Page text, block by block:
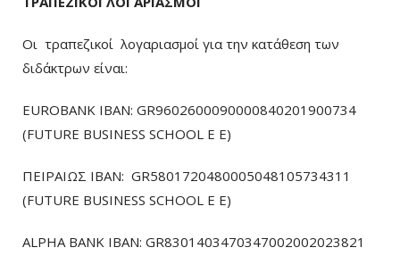
Οι τραπεζικοί λογαριασμοί για την κατάθεση των
διδάκτρων είναι:
EUROBANK IBAN: GR9602600090000840201900734
(FUTURE BUSINESS SCHOOL E E)
ΠΕΙΡΑΙΩΣ ΙΒΑΝ: GR5801720480005048105734311
(FUTURE BUSINESS SCHOOL E E)
ALPHA BANK IBAN: GR8301403470347002002023821